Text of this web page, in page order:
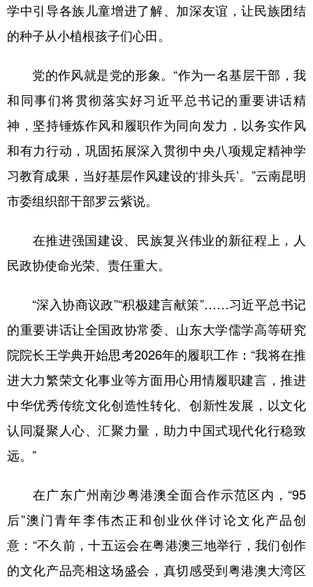
学中引导各族儿童增进了解、加深友谊，让民族团结
的种子从小植根孩子们心田。
党的作风就是党的形象。“作为一名基层干部，我
和同事们将贯彻落实好习近平总书记的重要讲话精
神，坚持锤炼作风和履职作为同向发力，以务实作风
和有力行动，巩固拓展深入贯彻中央八项规定精神学
习教育成果，当好基层作风建设的‘排头兵’。”云南昆明
市委组织部干部罗云紫说。
在推进强国建设、民族复兴伟业的新征程上，人
民政协使命光荣、责任重大。
“深入协商议政”“积极建言献策”……习近平总书记
的重要讲话让全国政协常委、山东大学儒学高等研究
院院长王学典开始思考2026年的履职工作：“我将在推
进大力繁荣文化事业等方面用心用情履职建言，推进
中华优秀传统文化创造性转化、创新性发展，以文化
认同凝聚人心、汇聚力量，助力中国式现代化行稳致
远。”
在广东广州南沙粤港澳全面合作示范区内，“95
后”澳门青年李伟杰正和创业伙伴讨论文化产品创
意：“不久前，十五运会在粤港澳三地举行，我们创作
的文化产品亮相这场盛会，真切感受到粤港澳大湾区